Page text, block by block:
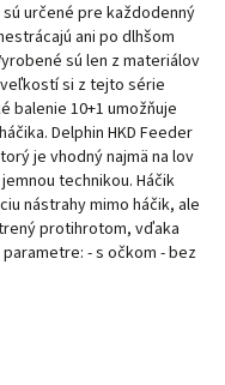
sú určené pre každodenný
ani po dlhšom
sú len z materiálov
si z tejto série
balenie 10+1 umožňuje
Delphin HKD Feeder
je vhodný najmä na lov
technikou. Háčik
nástrahy mimo háčik, ale
protihrotom, vďaka
- s očkom - bez